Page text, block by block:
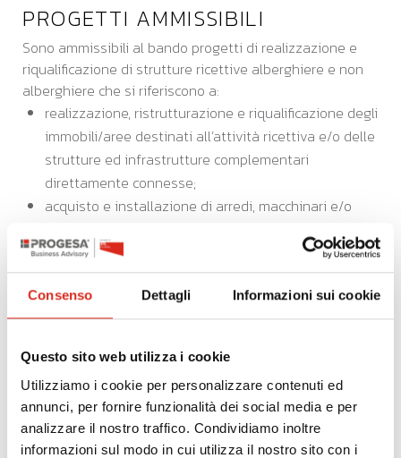
Consenso Dettagli Informazioni sui cookie
Questo sito web utilizza i cookie
Utilizziamo i cookie per personalizzare contenuti ed
annunci, per fornire funzionalità dei social media e per
analizzare il nostro traffico. Condividiamo inoltre
informazioni sul modo in cui utilizza il nostro sito con i
PROGETTI AMMISSIBILI
Sono ammissibili al bando progetti di realizzazione e
riqualificazione di strutture ricettive alberghiere e non
alberghiere che si riferiscono a:
realizzazione, ristrutturazione e riqualificazione degli
immobili/aree destinati all’attività ricettiva e/o delle
strutture ed infrastrutture complementari
direttamente connesse;
acquisto e installazione di arredi, macchinari e/o
I progetti devono riferirsi ai temi del posizionamento
enogastronomia & food experience
business congressi & incentive
sport & turismo attivo
terme & benessere